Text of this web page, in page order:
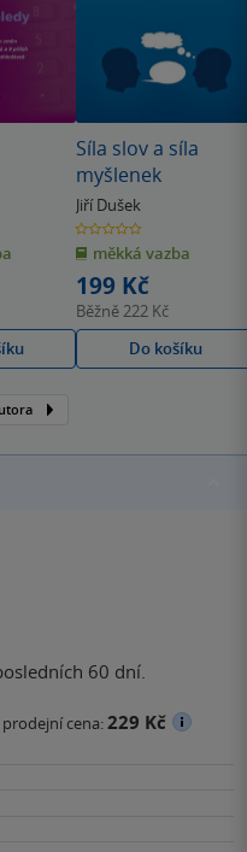
Síla slov a síla
myšlenek
Jiří Dušek
0.0
z
5
hvězdiček
měkká vazba
199 Kč
Běžně222 Kč
Do košíku
60 dní.
cena:229 Kč